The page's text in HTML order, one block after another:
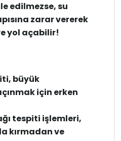
edilmezse, su
zarar vererek
yol açabilir!
büyük
için erken
tespiti işlemleri,
kırmadan ve